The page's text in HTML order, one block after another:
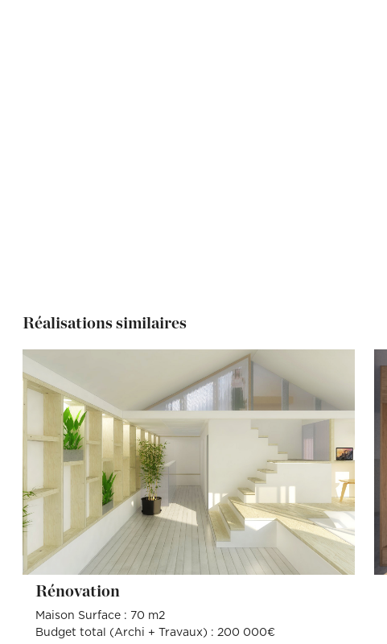
Réalisations similaires
Rénovation
Maison Surface : 70 m2
Budget total (Archi + Travaux) : 200 000€